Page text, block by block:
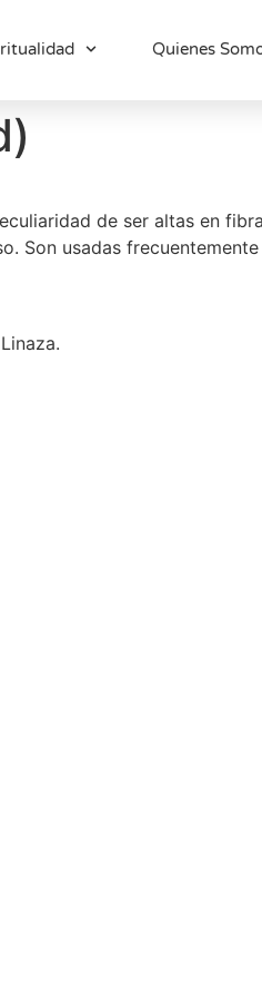
Quienes
de ser altas en
Son usadas